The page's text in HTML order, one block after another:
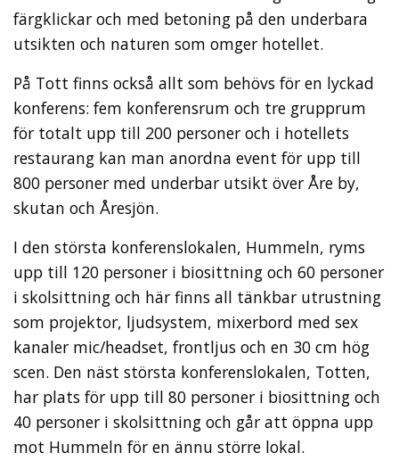
färgklickar och med betoning på den underbara
utsikten och naturen som omger hotellet.
På Tott finns också allt som behövs för en lyckad
konferens: fem konferensrum och tre grupprum
för totalt upp till 200 personer och i hotellets
restaurang kan man anordna event för upp till
800 personer med underbar utsikt över Åre by,
skutan och Åresjön.
I den största konferenslokalen, Hummeln, ryms
upp till 120 personer i biosittning och 60 personer
i skolsittning och här finns all tänkbar utrustning
som projektor, ljudsystem, mixerbord med sex
kanaler mic/headset, frontljus och en 30 cm hög
scen. Den näst största konferenslokalen, Totten,
har plats för upp till 80 personer i biosittning och
40 personer i skolsittning och går att öppna upp
mot Hummeln för en ännu större lokal.